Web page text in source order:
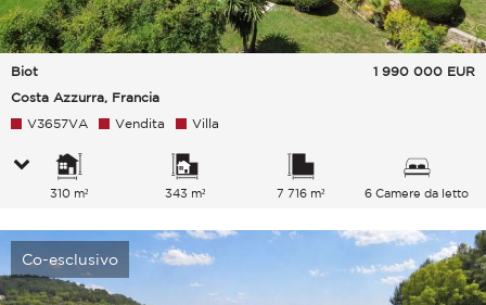
Biot
Costa Azzurra, Francia
1 990 000 EUR
V3657VA Vendita Villa
310 m² 343 m² 7 716 m² 6 Camere da letto
Co-esclusivo